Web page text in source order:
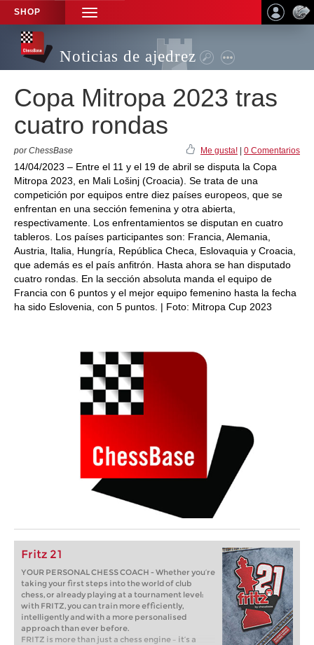
SHOP
TOGGLE
NAVIGATION
Noticias de ajedrez
Copa Mitropa 2023 tras
cuatro rondas
por ChessBase Me gusta! 0 Comentarios
14/04/2023 – Entre el 11 y el 19 de abril se disputa la Copa
Mitropa 2023, en Mali Lošinj (Croacia). Se trata de una
competición por equipos entre diez países europeos, que se
enfrentan en una sección femenina y otra abierta,
respectivamente. Los enfrentamientos se disputan en cuatro
tableros. Los países participantes son: Francia, Alemania,
Austria, Italia, Hungría, República Checa, Eslovaquia y Croacia,
que además es el país anfitrón. Hasta ahora se han disputado
cuatro rondas. En la sección absoluta manda el equipo de
Francia con 6 puntos y el mejor equipo femenino hasta la fecha
ha sido Eslovenia, con 5 puntos. | Foto: Mitropa Cup 2023
Fritz 21
YOUR PERSONAL CHESS COACH - Whether you’re
taking your first steps into the world of club
chess, or already playing at a tournament level:
with FRITZ, you can train more efficiently,
intelligently and with a more personalised
approach than ever before.
FRITZ is more than just a chess engine – it’s a